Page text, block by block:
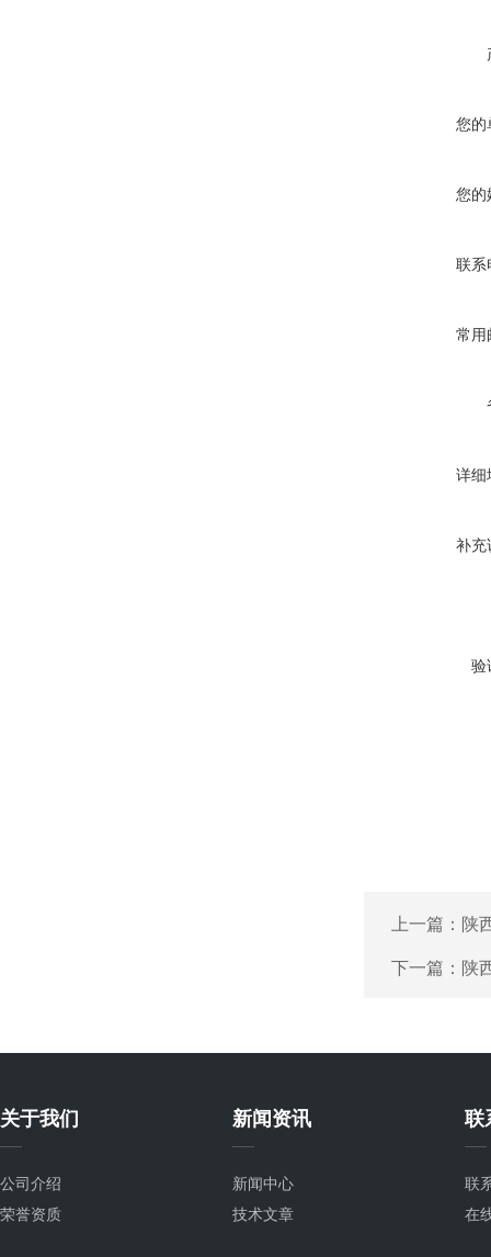
您的
您的
联系
常用
详细
补充
验
上一篇： 陕
下一篇： 陕
关于我们
公司介绍
荣誉资质
新闻资讯
新闻中心
技术文章
联
联
在